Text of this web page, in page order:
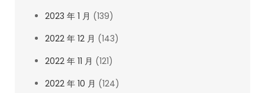
2023 年 1 月 (139)
2022 年 12 月 (143)
2022 年 11 月 (121)
2022 年 10 月 (124)